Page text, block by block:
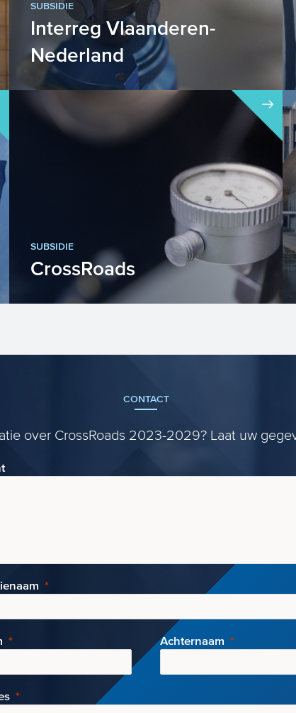
SUBSIDIE
Interreg Vlaanderen-
Nederland
In Interreg Vlaanderen Nederland
werken organisaties aan weerszijden
van de grens samen om innovatie...
SUBSIDIE
CrossRoads
Interreg Vlaanderen-Nederland staat
CONTACT
over CrossRoads 2023-2029? Laat uw
Achternaam